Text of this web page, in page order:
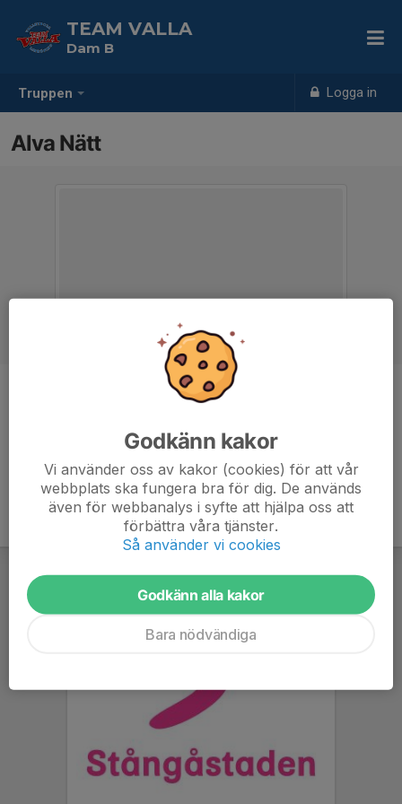
Truppen Logga in
TEAM VALLA
Dam B
Alva Nätt
Godkänn kakor
Vi använder oss av kakor (cookies) för att vår
webbplats ska fungera bra för dig. De används
även för webbanalys i syfte att hjälpa oss att
förbättra våra tjänster.
Så använder vi cookies
Godkänn alla kakor
Bara nödvändiga